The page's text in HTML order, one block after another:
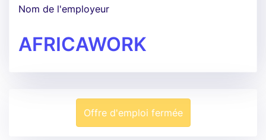
Nom de l'employeur
AFRICAWORK
Offre d'emploi fermée